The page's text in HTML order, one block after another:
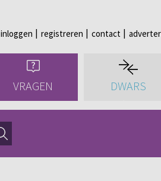
inloggen registreren contact
VRAGEN DWARS